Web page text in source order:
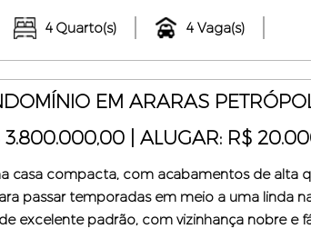
(Creci-R ...
4 Quarto(s) 4 Vaga(s)
EM ARARAS
3.800.000,00 | ALUGAR: R$
casa compacta, com acabamentos de alta
passar temporadas em meio a uma linda
excelente padrão, com vizinhança nobre e